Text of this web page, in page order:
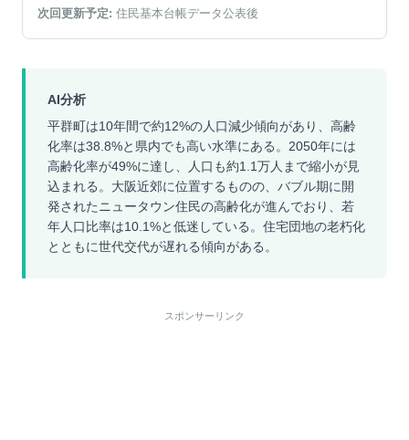
次回更新予定: 住民基本台帳データ公表後
AI分析
平群町は10年間で約12%の人口減少傾向があり、高齢
化率は38.8%と県内でも高い水準にある。2050年には
高齢化率が49%に達し、人口も約1.1万人まで縮小が見
込まれる。大阪近郊に位置するものの、バブル期に開
発されたニュータウン住民の高齢化が進んでおり、若
年人口比率は10.1%と低迷している。住宅団地の老朽化
とともに世代交代が遅れる傾向がある。
スポンサーリンク